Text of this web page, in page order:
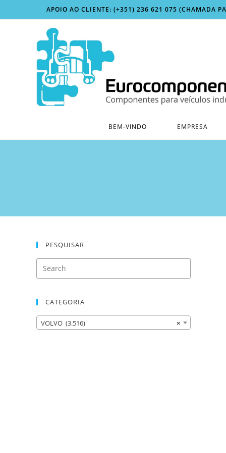
to
APOIO AO CLIENTE: (+351) 236 621 075 (CHAMADA
BEM-VINDO EMPRESA
PESQUISAR
CATEGORIA
×
VOLVO (3.516)